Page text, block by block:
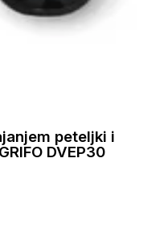
peteljki i
DVEP30